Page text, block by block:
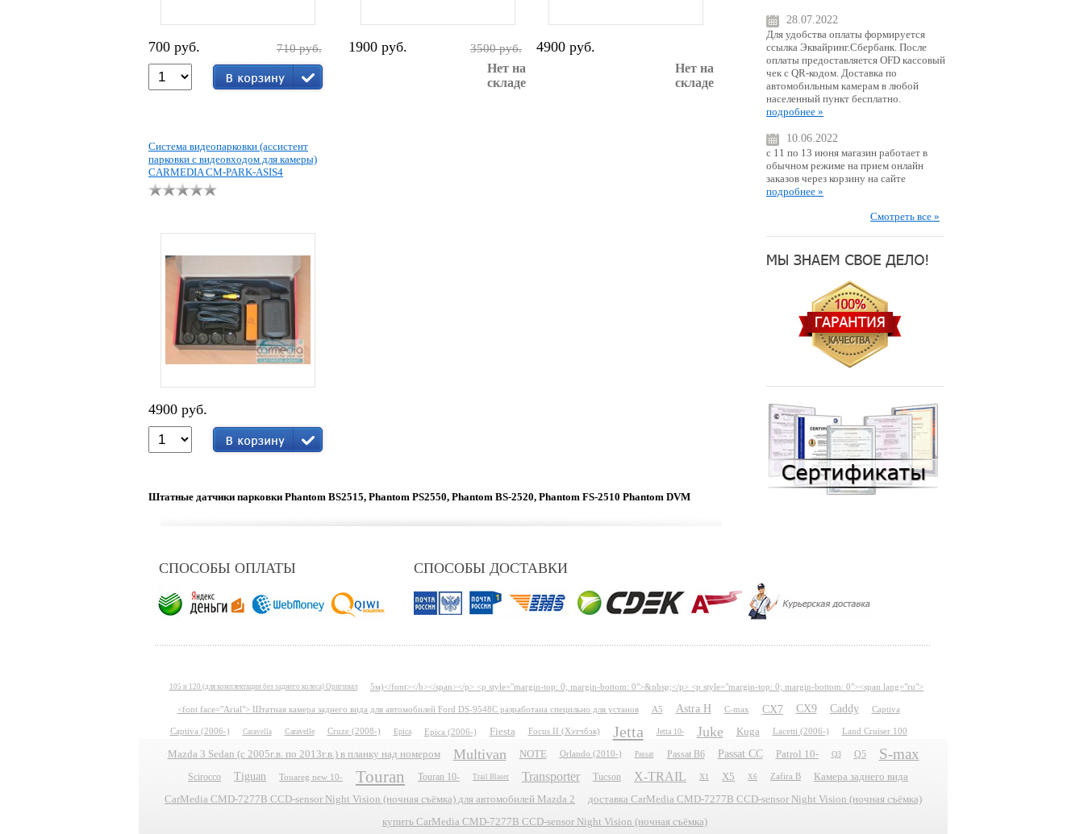
28.07.2022
Для удобства оплаты формируется
ссылка Эквайринг.Сбербанк. После
оплаты предоставляется OFD кассовый
чек с QR-кодом. Доставка по
автомобильным камерам в любой
населенный пункт бесплатно.
подробнее »
10.06.2022
с 11 по 13 июня магазин работает в
обычном режиме на прием онлайн
заказов через корзину на сайте
подробнее »
Смотреть все »
700 руб. 710 руб. 1900 руб. 3500 руб.
Нет на
складе
4900 руб.
Нет на
складе
Система видеопарковки (ассистент
парковки с видеовходом для камеры)
CARMEDIA CM-PARK-ASIS4
4900 руб.
Штатные датчики парковки Phantom BS2515, Phantom PS2550, Phantom BS-2520, Phantom FS-2510 Phantom DVM
СПОСОБЫ ОПЛАТЫ СПОСОБЫ ДОСТАВКИ
105 и 120 (для комплектации без заднего колеса) Оригинал 5м)</font></b></span></p> <p style="margin-top: 0; margin-bottom: 0">&nbsp;</p> <p style="margin-top: 0; margin-bottom: 0"><span lang="ru">
<font face="Arial"> Штатная камера заднего вида для автомобилей Ford DS-9548C разработана специльно для установ A5 Astra H C-max CX7 CX9 Caddy Captiva
Captiva (2006-) Caravella Caravelle Cruze (2008-) Epica Epica (2006-) Fiesta Focus II (Хэтчбэк) Jetta Jetta 10- Juke Kuga Lacetti (2006-) Land Cruiser 100
Mazda 3 Sedan (с 2005г.в. по 2013г.в.) в планку над номером Multivan NOTE Orlando (2010-) Passat Passat B6 Passat CC Patrol 10- Q3 Q5 S-max
Scirocco Tiguan Touareg new 10- Touran Touran 10- Trail Blaser Transporter Tucson X-TRAIL X1 X5 X6 Zafira B
Камера заднего вида
CarMedia CMD-7277B CCD-sensor Night Vision (ночная съёмка) для автомобилей Mazda 2
доставка CarMedia CMD-7277B CCD-sensor Night Vision (ночная съёмка)
купить CarMedia CMD-7277B CCD-sensor Night Vision (ночная съёмка)